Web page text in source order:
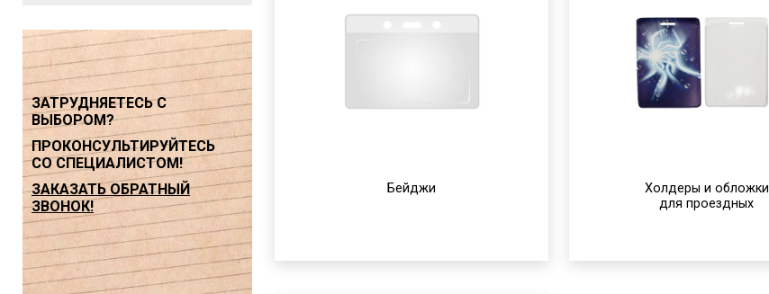
ЗАТРУДНЯЕТЕСЬ С
ВЫБОРОМ?
ПРОКОНСУЛЬТИРУЙТЕСЬ
СО СПЕЦИАЛИСТОМ!
ЗАКАЗАТЬ ОБРАТНЫЙ
ЗВОНОК!
Бейджи
Холдеры и обложки
для проездных